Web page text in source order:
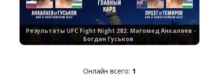
Результаты UFC Fight Night 282: Магомед Анкалаев -
Богдан Гуськов
Онлайн всего: 1